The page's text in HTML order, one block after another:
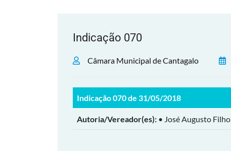
Indicação 070
Câmara Municipal de Cantagalo
Indicação 070 de 31/05/2018
Autoria/Vereador(es): • José Augusto Filho